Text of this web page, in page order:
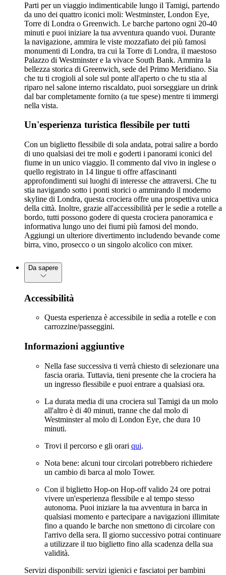
Parti per un viaggio indimenticabile lungo il Tamigi, partendo
da uno dei quattro iconici moli: Westminster, London Eye,
Torre di Londra o Greenwich. Le barche partono ogni 20-40
minuti e puoi iniziare la tua avventura quando vuoi. Durante
la navigazione, ammira le viste mozzafiato dei più famosi
monumenti di Londra, tra cui la Torre di Londra, il maestoso
Palazzo di Westminster e la vivace South Bank. Ammira la
bellezza storica di Greenwich, sede del Primo Meridiano. Sia
che tu ti crogioli al sole sul ponte all'aperto o che tu stia al
riparo nel salone interno riscaldato, puoi sorseggiare un drink
dal bar completamente fornito (a tue spese) mentre ti immergi
nella vista.
Un'esperienza turistica flessibile per tutti
Con un biglietto flessibile di sola andata, potrai salire a bordo
di uno qualsiasi dei tre moli e goderti i panorami iconici del
fiume in un unico viaggio. Il commento dal vivo in inglese o
quello registrato in 14 lingue ti offre affascinanti
approfondimenti sui luoghi di interesse che attraversi. Che tu
stia navigando sotto i ponti storici o ammirando il moderno
skyline di Londra, questa crociera offre una prospettiva unica
della città. Inoltre, grazie all'accessibilità per le sedie a rotelle a
bordo, tutti possono godere di questa crociera panoramica e
informativa lungo uno dei fiumi più famosi del mondo.
Aggiungi un ulteriore divertimento includendo bevande come
birra, vino, prosecco o un singolo alcolico con mixer.
Da sapere
Accessibilità
Questa esperienza è accessibile in sedia a rotelle e con
carrozzine/passeggini.
Informazioni aggiuntive
Nella fase successiva ti verrà chiesto di selezionare una
fascia oraria. Tuttavia, tieni presente che la crociera ha
un ingresso flessibile e puoi entrare a qualsiasi ora.
La durata media di una crociera sul Tamigi da un molo
all'altro è di 40 minuti, tranne che dal molo di
Westminster al molo di London Eye, che dura 10
minuti.
Trovi il percorso e gli orari qui.
Nota bene: alcuni tour circolari potrebbero richiedere
un cambio di barca al molo Tower.
Con il biglietto Hop-on Hop-off valido 24 ore potrai
vivere un'esperienza flessibile e al tempo stesso
autonoma. Puoi iniziare la tua avventura in barca in
qualsiasi momento e partecipare a navigazioni illimitate
fino a quando le barche non smettono di circolare con
l'arrivo della sera. Il giorno successivo potrai continuare
a utilizzare il tuo biglietto fino alla scadenza della sua
validità.
Servizi disponibili: servizi igienici e fasciatoi per bambini